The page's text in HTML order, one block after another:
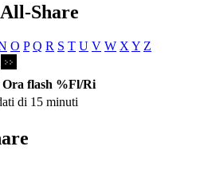
Share
O P Q R S T U V W X Y Z
Ora flash %Fl/Ri
di 15 minuti